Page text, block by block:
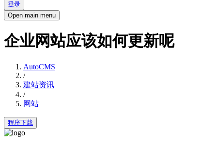
登录
Open main menu
企业网站应该如何更新呢
AutoCMS
/
建站资讯
/
网站
程序下载